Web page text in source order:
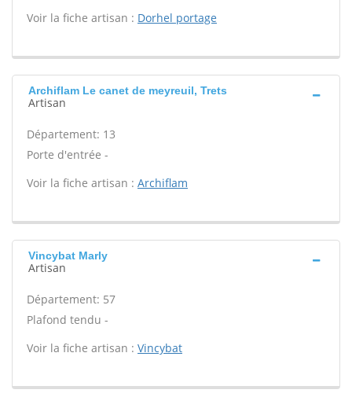
Voir la fiche artisan : Dorhel portage
Archiflam Le canet de meyreuil, Trets
Artisan
Département: 13
Porte d'entrée -
Voir la fiche artisan : Archiflam
Vincybat Marly
Artisan
Département: 57
Plafond tendu -
Voir la fiche artisan : Vincybat